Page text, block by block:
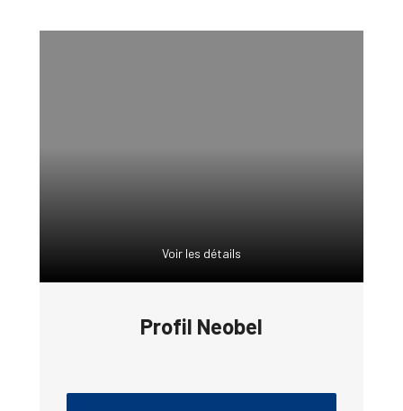
Voir les détails
Profil Neobel